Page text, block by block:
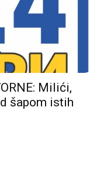
Milići,
šapom istih